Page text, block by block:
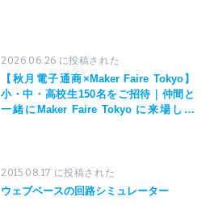
2026.06.26 に投稿された
【秋月電子通商×Maker Faire Tokyo】
小・中・高校生150名をご招待｜仲間と
一緒にMaker Faire Tokyo に来場しよ
2015.08.17 に投稿された
ウェブベースの回路シミュレーター